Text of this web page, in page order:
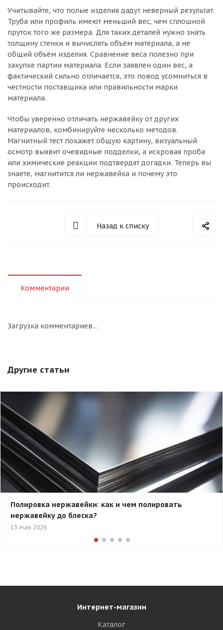
Учитывайте, что полые изделия дадут неверный результат.
Труба или профиль имеют меньший вес, чем сплошной
пруток того же размера. Для таких деталей нужно знать
толщину стенки и вычислять объём материала, а не
общий объём изделия. Сравнение веса полезно при
закупке партии материала. Если заявлен один вес, а
фактический сильно отличается, это повод усомниться в
честности поставщика или правильности марки
материала.
Чтобы уверенно отличать нержавейку от других
материалов, комбинируйте несколько методов.
Магнитный тест покажет общую картину, визуальный
осмотр выявит очевидные подделки, а искровая проба
или химические реакции подтвердят догадки. Теперь вы
знаете, магнитится ли нержавейка и почему это
происходит.
Назад к списку
Комментарии
Загрузка комментариев...
Другие статьи
Полировка нержавейки: как и чем полировать
нержавейку до блеска?
13 мая 2026
Интернет-магазин
Каталог